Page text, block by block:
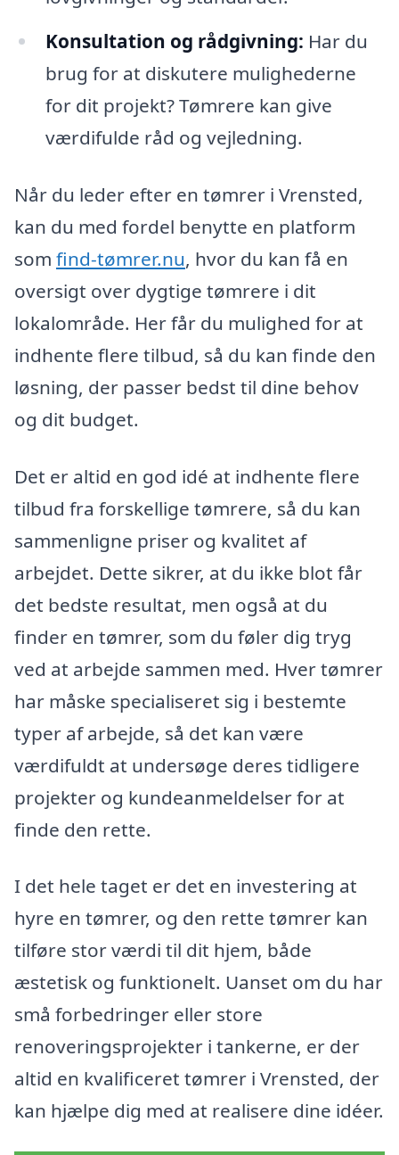
Konsultation og rådgivning: Har du
brug for at diskutere mulighederne
for dit projekt? Tømrere kan give
værdifulde råd og vejledning.
Når du leder efter en tømrer i Vrensted,
kan du med fordel benytte en platform
som find-tømrer.nu, hvor du kan få en
oversigt over dygtige tømrere i dit
lokalområde. Her får du mulighed for at
indhente flere tilbud, så du kan finde den
løsning, der passer bedst til dine behov
og dit budget.
Det er altid en god idé at indhente flere
tilbud fra forskellige tømrere, så du kan
sammenligne priser og kvalitet af
arbejdet. Dette sikrer, at du ikke blot får
det bedste resultat, men også at du
finder en tømrer, som du føler dig tryg
ved at arbejde sammen med. Hver tømrer
har måske specialiseret sig i bestemte
typer af arbejde, så det kan være
værdifuldt at undersøge deres tidligere
projekter og kundeanmeldelser for at
finde den rette.
I det hele taget er det en investering at
hyre en tømrer, og den rette tømrer kan
tilføre stor værdi til dit hjem, både
æstetisk og funktionelt. Uanset om du har
små forbedringer eller store
renoveringsprojekter i tankerne, er der
altid en kvalificeret tømrer i Vrensted, der
kan hjælpe dig med at realisere dine idéer.